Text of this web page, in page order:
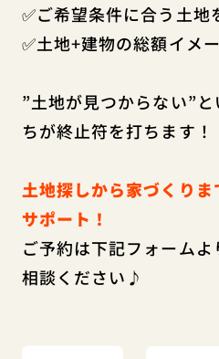
✅ご希望条件に合う土地
✅土地+建物の総額イメ
”土地が見つからない”
ちが終止符を打ちます！
土地探しから家づくり
サポート！
ご予約は下記フォーム
相談ください♪